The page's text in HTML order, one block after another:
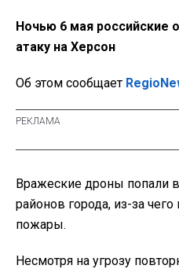
Ночью 6 мая российские
атаку на Херсон
Об этом сообщает
Вражеские дроны попали
районов города, из-за
пожары.
Несмотря на угрозу